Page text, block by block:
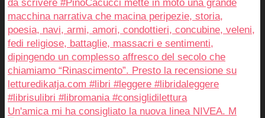
Un'amica mi ha consigliato la nuova linea NIVEA. M